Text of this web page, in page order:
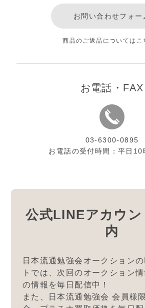
お問い合わせフォー
商品のご返品についてはこ
お電話・FAX
03-6300-0895
お電話の受付時間：平日10
公式LINEアカウ
内
日本流通勉強会オークション
トでは、 次回のオークション
の情報を毎日配信中！
また、日本流通勉強会 会員様